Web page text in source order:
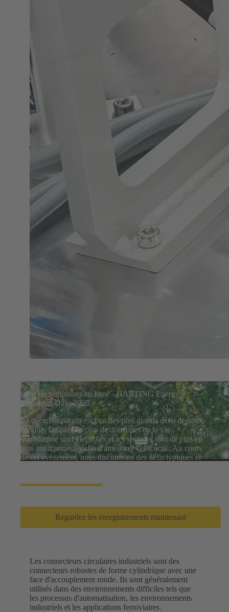
Série de séminaires en ligne - HARTING Energy
Transition Days 2025
La décarbonisation est l'un des plus grands défis de notre
époque. De plus en plus de domaines de la vie
quotidienne sont électrifiés et les secteurs sont de plus en
plus interconnectés afin d'améliorer l'efficacité. Au cours
de cet événement, nous discuterons des défis typiques et
Regardez les enregistrements maintenant
Les connecteurs circulaires industriels sont des
connecteurs robustes de forme cylindrique avec une
face d'accouplement ronde. Ils sont généralement
utilisés dans des environnements difficiles tels que
les processus d'automatisation, les environnements
industriels et les applications ferroviaires.